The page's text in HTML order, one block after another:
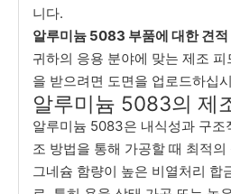
니다.
알루미늄 5083 부품에 대한 견적
귀하의 응용 분야에 맞는 제조
을 받으려면 도면을 업로드하십
알루미늄 5083의 제
알루미늄 5083은 내식성과 구조
조 방법을 통해 가공할 때 최적
그네슘 함량이 높은 비열처리 합